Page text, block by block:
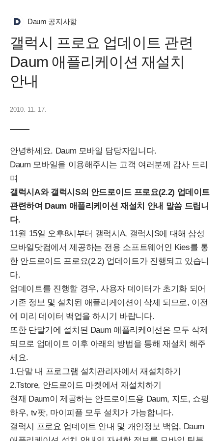
Daum 공지사항
갤럭시 프로요 업데이트 관련
Daum 애플리케이션 재설치
안내
2010. 11. 17.
안녕하세요. Daum 모바일 담당자입니다.
Daum 모바일을 이용해주시는 고객 여러분께 감사 드리
며
갤럭시A와 갤럭시S의 안드로이드 프로요(2.2) 업데이트
관련하여 Daum 애플리케이션 재설치 안내 말씀 드립니
다.
11월 15일 오후8시부터 갤럭시A, 갤럭시S에 대해 삼성
모바일닷컴에서 제공하는 전용 소프트웨어인 Kies를 통
한 안드로이드 프로요(2.2) 업데이트가 진행되고 있습니
다.
업데이트를 진행할 경우, 사용자 데이터가 초기화 되어
기존 정보 및 설치된 애플리케이션이 삭제 되므로, 이전
에 미리 데이터 백업을 하시기 바랍니다.
또한 단말기에 설치된 Daum 애플리케이션은 모두 삭제
되므로 업데이트 이후 아래의 방법을 통해 재설치 해주
세요.
1.단말 내 프로그램 설치관리자에서 재설치하기
2.Tstore, 안드로이드 마켓에서 재설치하기
현재 Daum이 제공하는 안드로이드용 Daum, 지도, 쇼핑
하우, tv팟, 마이피플 모두 설치가 가능합니다.
갤럭시 프로요 업데이트 안내 및 개인정보 백업, Daum